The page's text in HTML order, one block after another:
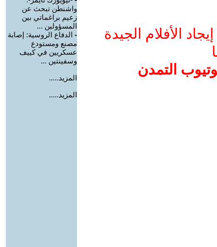
الأفلام الجيدة
التمدن
واشنطن تبحث عن
زعيم براغماتي بين
المسؤولين ...
- الدفاع الروسية: إصابة
مصنع ومستودع
عسكريين في كييف
وسفينتين ...
المزيد.....
المزيد.....